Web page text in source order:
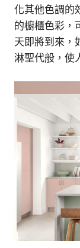
化其他色調的
的櫥櫃色彩，
天即將到來，
淋聖代般，使